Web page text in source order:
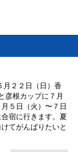
月２２日（日）香
彦根カップに７月
５日（火）〜７日
宿に行きます。夏
てがんばりたいと